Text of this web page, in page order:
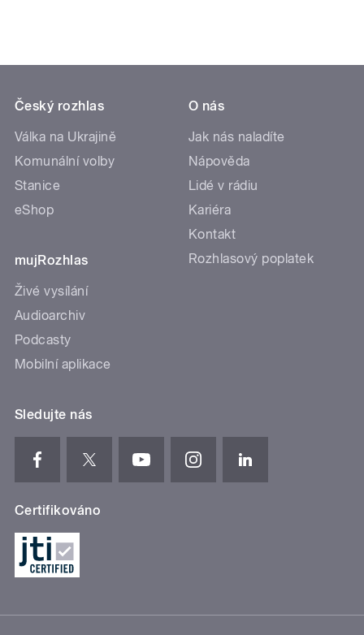
Český rozhlas
Válka na Ukrajině
Komunální volby
Stanice
eShop
mujRozhlas
Živé vysílání
Audioarchiv
Podcasty
Mobilní aplikace
O nás
Jak nás naladíte
Nápověda
Lidé v rádiu
Kariéra
Kontakt
Rozhlasový poplatek
Sledujte nás
Certifikováno